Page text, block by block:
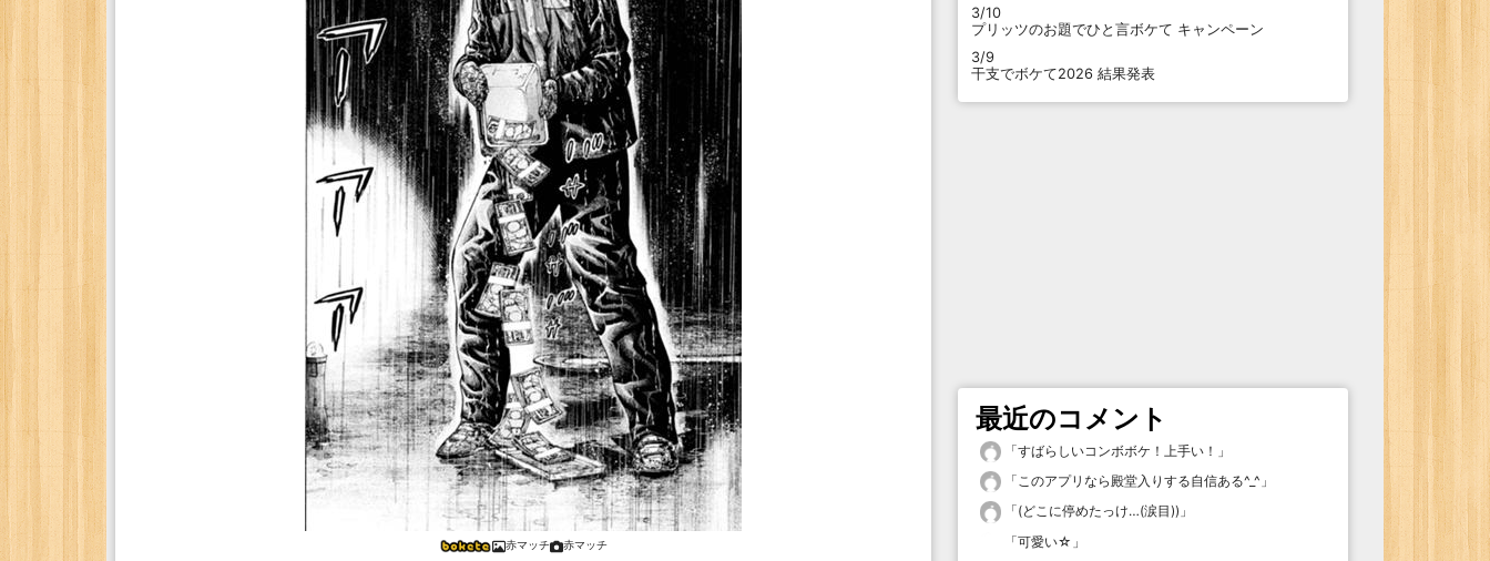
赤マッチ 赤マッチ
3/10
プリッツのお題でひと言ボケて キャンペーン
3/9
干支でボケて2026 結果発表
最近のコメント
「すばらしいコンボボケ！上手い！ 」
「このアプリなら殿堂入りする自信ある^_^ 」
「(どこに停めたっけ…(涙目)) 」
「可愛い☆ 」